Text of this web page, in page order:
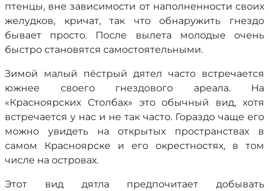
птенцы, вне зависимости от наполненности своих
желудков, кричат, так что обнаружить гнездо
бывает просто. После вылета молодые очень
быстро становятся самостоятельными.
Зимой малый пёстрый дятел часто встречается
южнее своего гнездового ареала. На
«Красноярских Столбах» это обычный вид, хотя
встречается у нас и не так часто. Гораздо чаще его
можно увидеть на открытых пространствах в
самом Красноярске и его окрестностях, в том
числе на островах.
Этот вид дятла предпочитает добывать